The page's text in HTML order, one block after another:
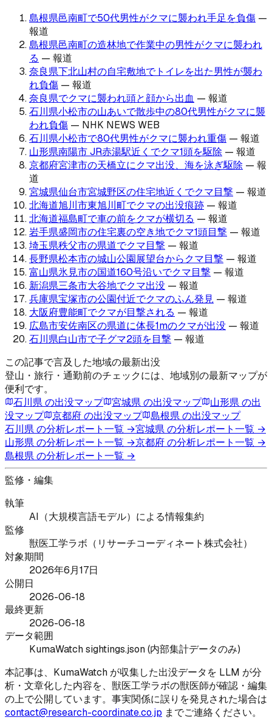
島根県邑南町で50代男性がクマに襲われ手足を負傷 —
報道
島根県邑南町の造林地で作業中の男性がクマに襲われ
る — 報道
奈良県下北山村の自宅敷地でトイレを出た男性が襲わ
れ負傷 — 報道
奈良県でクマに襲われ頭と顔から出血 — 報道
石川県小松市の山あいで散歩中の80代男性がクマに襲
われ負傷 — NHK NEWS WEB
石川県小松市で80代男性がクマに襲われ重傷 — 報道
山形県南陽市 JR赤湯駅近くでクマ1頭を駆除 — 報道
京都府宮津市の天橋立にクマ出没、海を泳ぎ駆除 — 報
道
宮城県仙台市宮城野区の住宅地近くでクマ目撃 — 報道
北海道旭川市東旭川町でクマの出没痕跡 — 報道
北海道福島町で車の前をクマが横切る — 報道
岩手県盛岡市の住宅裏の空き地でクマ1頭目撃 — 報道
埼玉県秩父市の県道でクマ目撃 — 報道
長野県松本市の城山公園展望台からクマ目撃 — 報道
富山県氷見市の国道160号沿いでクマ目撃 — 報道
新潟県三条市大谷地でクマ出没 — 報道
兵庫県宝塚市の公園付近でクマのふん発見 — 報道
大阪府豊能町でクマが目撃される — 報道
広島市安佐南区の県道に体長1mのクマが出没 — 報道
石川県白山市で子グマ2頭を目撃 — 報道
この記事で言及した地域の最新出没
登山・旅行・通勤前のチェックには、地域別の最新マップが
便利です。
石川県の出没マップ 宮城県の出没マップ 山形県の出
没マップ
京都府の出没マップ 島根県の出没マップ
石川県の分析レポート一覧 →宮城県の分析レポート一覧 →
山形県の分析レポート一覧 →京都府の分析レポート一覧 →
島根県の分析レポート一覧 →
監修・編集
執筆
AI（大規模言語モデル）による情報集約
監修
獣医工学ラボ（リサーチコーディネート株式会社）
対象期間
2026年6月17日
公開日
2026-06-18
最終更新
2026-06-18
データ範囲
KumaWatch sightings.json (内部集計データのみ)
本記事は、KumaWatch が収集した出没データを LLM が分
析・文章化した内容を、獣医工学ラボの獣医師が確認・編集
の上で公開しています。事実関係に誤りを発見された場合は
contact@research-coordinate.co.jp までご連絡ください。